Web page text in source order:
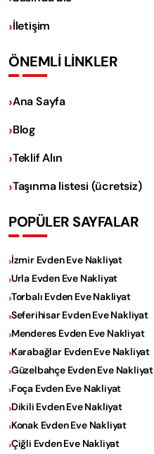
İletişim
ÖNEMLİ LİNKLER
Ana Sayfa
Blog
Teklif Alın
Taşınma listesi (ücretsiz)
POPÜLER SAYFALAR
İzmir Evden Eve Nakliyat
Urla Evden Eve Nakliyat
Torbalı Evden Eve Nakliyat
Seferihisar Evden Eve Nakliyat
Menderes Evden Eve Nakliyat
Karabağlar Evden Eve Nakliyat
Güzelbahçe Evden Eve Nakliyat
Foça Evden Eve Nakliyat
Dikili Evden Eve Nakliyat
Konak Evden Eve Nakliyat
Çiğli Evden Eve Nakliyat